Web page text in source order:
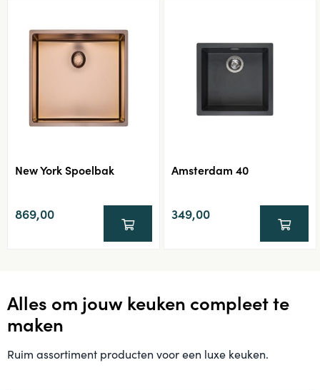
New York Spoelbak
869,00
Amsterdam 40
349,00
Alles om jouw keuken compleet te
maken
Ruim assortiment producten voor een luxe keuken.